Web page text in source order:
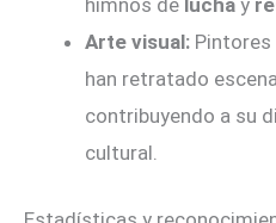
Arte visual:
han retratado
contribuyendo a su
cultural.